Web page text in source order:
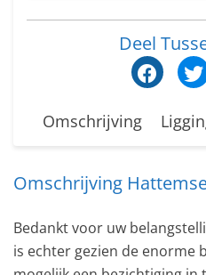
Deel
Omschrijving
Omschrijving
Bedankt voor uw
is echter gezien de enorme